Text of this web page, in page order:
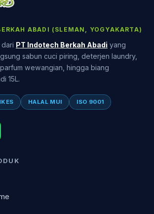
ABADI (SLEMAN, YOGYAKARTA)
PT Indotech Berkah Abadi yang
sabun cuci piring, deterjen laundry,
wewangian, hingga biang
15L.
HALAL MUI ISO 9001